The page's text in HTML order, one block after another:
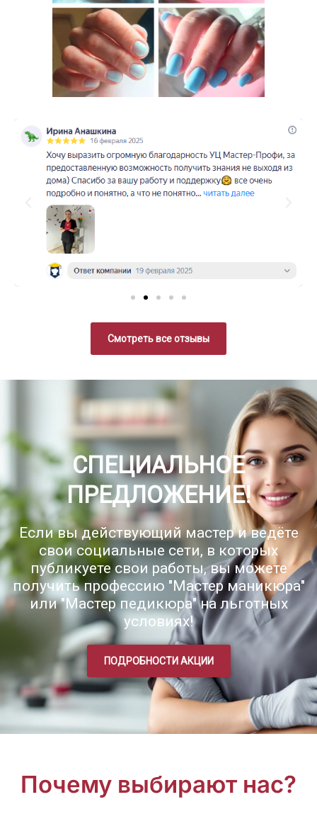
Смотреть все отзывы
СПЕЦИАЛЬНОЕ
ПРЕДЛОЖЕНИЕ!
Если вы действующий мастер и ведёте
свои социальные сети, в которых
публикуете свои работы, вы можете
получить профессию "Мастер маникюра"
или "Мастер педикюра" на льготных
условиях!
ПОДРОБНОСТИ АКЦИИ
Почему выбирают нас?